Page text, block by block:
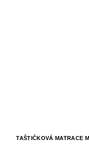
TAŠTIČKOVÁ MATRACE